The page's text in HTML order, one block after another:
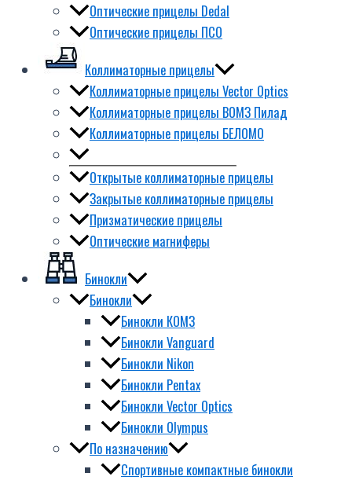
Оптические прицелы Dedal
Оптические прицелы ПСО
Коллиматорные прицелы
Коллиматорные прицелы Vector Optics
Коллиматорные прицелы ВОМЗ Пилад
Коллиматорные прицелы БЕЛОМО
Открытые коллиматорные прицелы
Закрытые коллиматорные прицелы
Призматические прицелы
Оптические магниферы
Бинокли
Бинокли
Бинокли КОМЗ
Бинокли Vanguard
Бинокли Nikon
Бинокли Pentax
Бинокли Vector Optics
Бинокли Olympus
По назначению
Спортивные компактные бинокли